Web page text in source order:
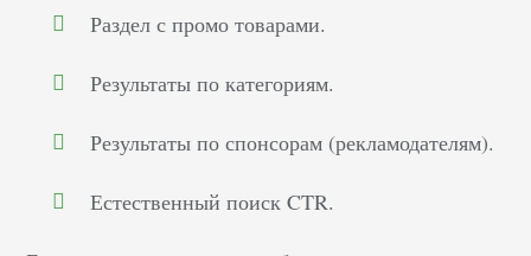
Раздел с промо товарами.
Результаты по категориям.
Результаты по спонсорам (рекламодателям).
Естественный поиск CTR.